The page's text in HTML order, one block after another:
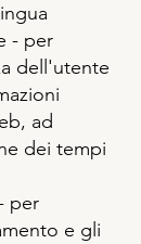
- per
dell'utente
ad
dei tempi
per
e gli